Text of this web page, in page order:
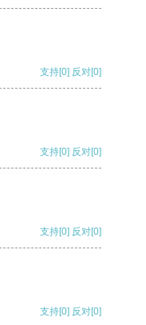
支持[0] 反对[0]
支持[0] 反对[0]
支持[0] 反对[0]
支持[0] 反对[0]